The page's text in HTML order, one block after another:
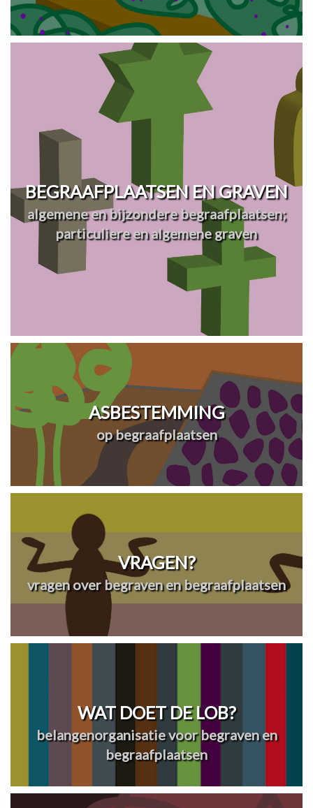
BEGRAAFPLAATSEN EN GRAVEN
algemene en bijzondere begraafplaatsen;
particuliere en algemene graven
ASBESTEMMING
op begraafplaatsen
VRAGEN?
vragen over begraven en begraafplaatsen
WAT DOET DE LOB?
belangenorganisatie voor begraven en
begraafplaatsen